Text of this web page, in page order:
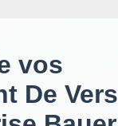
vos
De Vers